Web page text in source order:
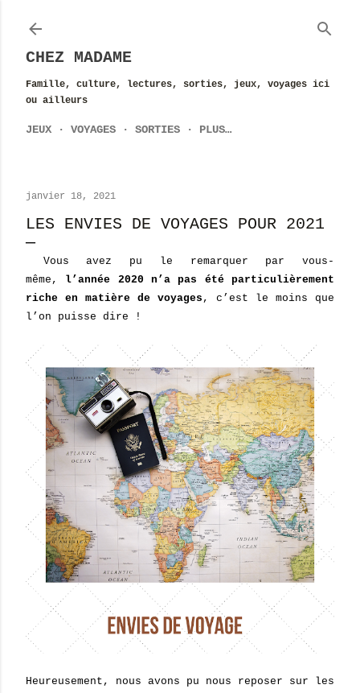
CHEZ MADAME
Famille, culture, lectures, sorties, jeux, voyages ici
ou ailleurs
JEUX VOYAGES SORTIES PLUS…
janvier 18, 2021
LES ENVIES DE VOYAGES POUR 2021
Vous avez pu le remarquer par vous-
même, l’année 2020 n’a pas été particulièrement
riche en matière de voyages , c’est le moins que
l’on puisse dire !
Heureusement, nous avons pu nous reposer sur les